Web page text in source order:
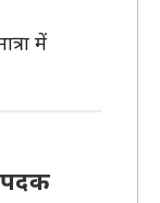
में
पदक